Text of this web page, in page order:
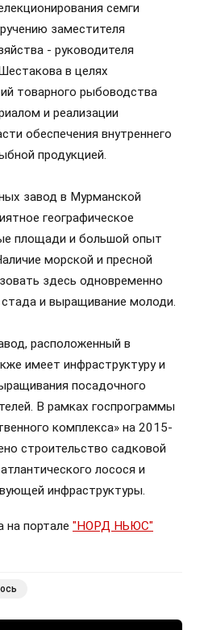
семги
заместителя
- руководителя
в целях
товарного рыбоводства
и реализации
обеспечения внутреннего
продукцией.
завод в Мурманской
географическое
площади и большой опыт
морской и пресной
здесь одновременно
и выращивание молоди.
расположенный в
имеет инфраструктуру и
посадочного
В рамках госпрограммы
комплекса» на 2015-
строительство садковой
лосося и
инфраструктуры.
на портале "НОРД НЬЮС"